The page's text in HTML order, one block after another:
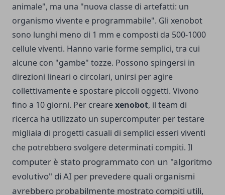
animale", ma una "nuova classe di artefatti: un
organismo vivente e programmabile". Gli xenobot
sono lunghi meno di 1 mm e composti da 500-1000
cellule viventi. Hanno varie forme semplici, tra cui
alcune con "gambe" tozze. Possono spingersi in
direzioni lineari o circolari, unirsi per agire
collettivamente e spostare piccoli oggetti. Vivono
fino a 10 giorni. Per crearexenobot, il team di
ricerca ha utilizzato un supercomputer per testare
migliaia di progetti casuali di semplici esseri viventi
che potrebbero svolgere determinati compiti. Il
computer è stato programmato con un "algoritmo
evolutivo" di AI per prevedere quali organismi
avrebbero probabilmente mostrato compiti utili,